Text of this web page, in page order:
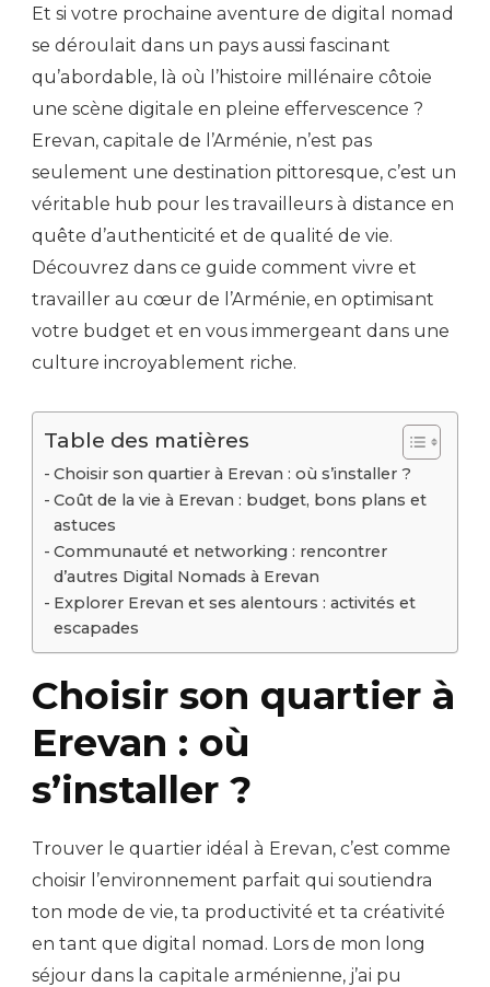
de
l’Arménie
Et si votre prochaine aventure de digital nomad
se déroulait dans un pays aussi fascinant
qu’abordable, là où l’histoire millénaire côtoie
une scène digitale en pleine effervescence ?
Erevan, capitale de l’Arménie, n’est pas
seulement une destination pittoresque, c’est un
véritable hub pour les travailleurs à distance en
quête d’authenticité et de qualité de vie.
Découvrez dans ce guide comment vivre et
travailler au cœur de l’Arménie, en optimisant
votre budget et en vous immergeant dans une
culture incroyablement riche.
Table des matières
Choisir son quartier à Erevan : où s’installer ?
Coût de la vie à Erevan : budget, bons plans et
astuces
Communauté et networking : rencontrer
d’autres Digital Nomads à Erevan
Explorer Erevan et ses alentours : activités et
escapades
Choisir son quartier à
Erevan : où
s’installer ?
Trouver le quartier idéal à Erevan, c’est comme
choisir l’environnement parfait qui soutiendra
ton mode de vie, ta productivité et ta créativité
en tant que digital nomad. Lors de mon long
séjour dans la capitale arménienne, j’ai pu